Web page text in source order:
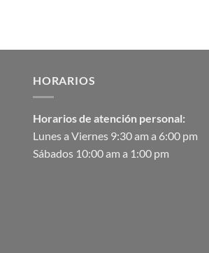
HORARIOS
Horarios de atención personal:
Lunes a Viernes 9:30 am a 6:00 pm
Sábados 10:00 am a 1:00 pm